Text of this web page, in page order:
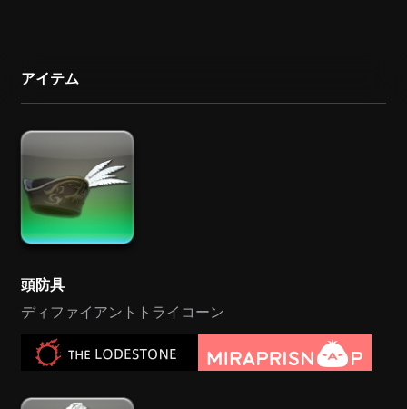
アイテム
頭防具
ディファイアントトライコーン